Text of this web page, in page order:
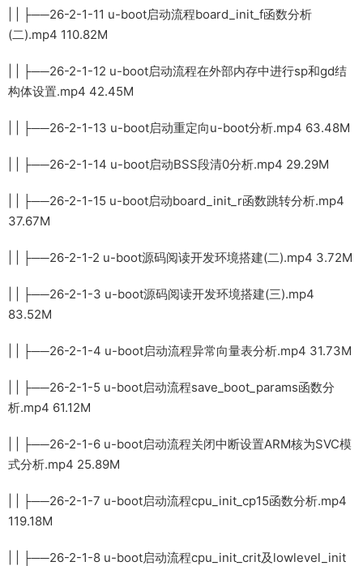
| | ├──26-2-1-11 u-boot启动流程board_init_f函数分析
(二).mp4 110.82M
| | ├──26-2-1-12 u-boot启动流程在外部内存中进行sp和gd结
构体设置.mp4 42.45M
| | ├──26-2-1-13 u-boot启动重定向u-boot分析.mp4 63.48M
| | ├──26-2-1-14 u-boot启动BSS段清0分析.mp4 29.29M
| | ├──26-2-1-15 u-boot启动board_init_r函数跳转分析.mp4
37.67M
| | ├──26-2-1-2 u-boot源码阅读开发环境搭建(二).mp4 3.72M
| | ├──26-2-1-3 u-boot源码阅读开发环境搭建(三).mp4
83.52M
| | ├──26-2-1-4 u-boot启动流程异常向量表分析.mp4 31.73M
| | ├──26-2-1-5 u-boot启动流程save_boot_params函数分
析.mp4 61.12M
| | ├──26-2-1-6 u-boot启动流程关闭中断设置ARM核为SVC模
式分析.mp4 25.89M
| | ├──26-2-1-7 u-boot启动流程cpu_init_cp15函数分析.mp4
119.18M
| | ├──26-2-1-8 u-boot启动流程cpu_init_crit及lowlevel_init